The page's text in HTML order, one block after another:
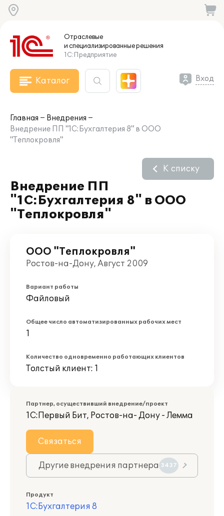
Отраслевые
и специализированныерешения
1С:Предприятие
Каталог Вход
Главная
Внедрения
Внедрение ПП "1С:Бухгалтерия 8" в ООО
"Теплокровля"
Внедрение ПП
"1С:Бухгалтерия 8" в ООО
"Теплокровля"
К списку
ООО "Теплокровля"
Ростов-на-Дону, Август 2009
Вариант работы
Файловый
Общее число автоматизированных рабочих мест
1
Количество одновременно работающих клиентов
Толстый клиент: 1
Партнер, осуществивший внедрение/проект
1С:Первый Бит, Ростов-на- Дону - Лемма
Связаться
Другие внедрения партнера 3437
Продукт
1С:Бухгалтерия 8